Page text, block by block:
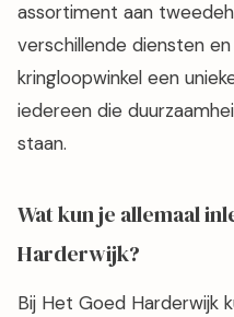
assortiment aan
verschillende diensten
kringloopwinkel een
iedereen die
staan.
Wat kun je allemaal
Harderwijk?
Bij Het Goed Harderwijk